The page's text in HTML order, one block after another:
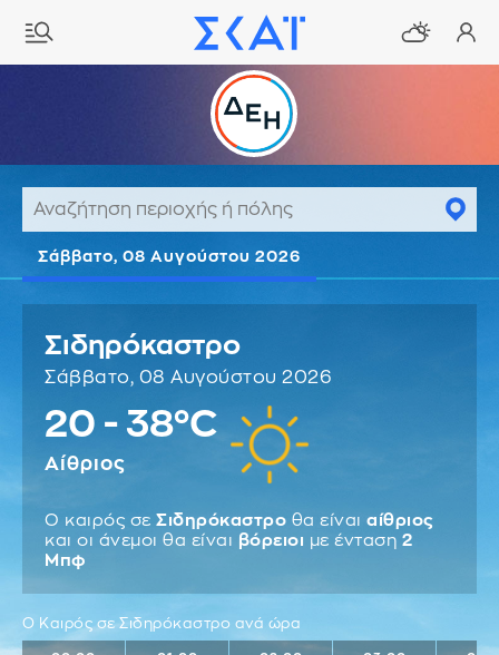
Σάββατο, 08 Αυγούστου 2026
Σιδηρόκαστρο
Σάββατο, 08 Αυγούστου 2026
20 - 38°C
Αίθριος
Ο καιρός σε Σιδηρόκαστρο θα είναι αίθριος
και οι άνεμοι θα είναι βόρειοι με ένταση 2
Μπφ
Ο Καιρός σε Σιδηρόκαστρο ανά ώρα